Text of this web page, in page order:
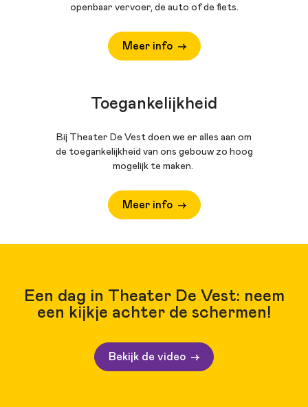
openbaar vervoer, de auto of de fiets.
Meer info
Toegankelijkheid
Bij Theater De Vest doen we er alles aan om
de toegankelijkheid van ons gebouw zo hoog
mogelijk te maken.
Meer info
Een dag in Theater De Vest: neem
een kijkje achter de schermen!
Bekijk de video